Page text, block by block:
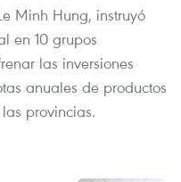
Minh Hung, instruyó
en 10 grupos
las inversiones
anuales de productos
provincias.